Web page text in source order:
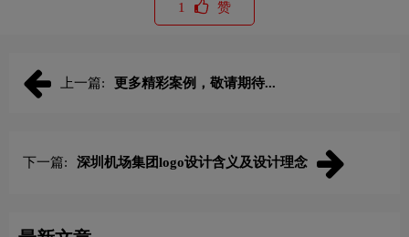
1 赞
上一篇: 更多精彩案例，敬请期待...
下一篇: 深圳机场集团logo设计含义及设计理念